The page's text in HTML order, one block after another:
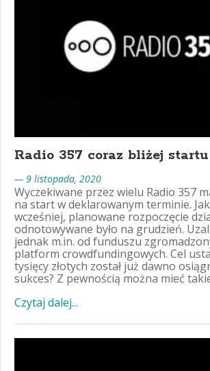
Radio 357 coraz bliżej startu
— 9 listopada, 2020
Wyczekiwane przez wielu Radio 357
na start w deklarowanym terminie.
wcześniej, planowane rozpoczęcie
odnotowywane było na grudzień.
jednak m.in. od funduszu
platform crowdfundingowych. Cel
tysięcy złotych został już dawno
sukces? Z pewnością można mieć
Czytaj dalej...